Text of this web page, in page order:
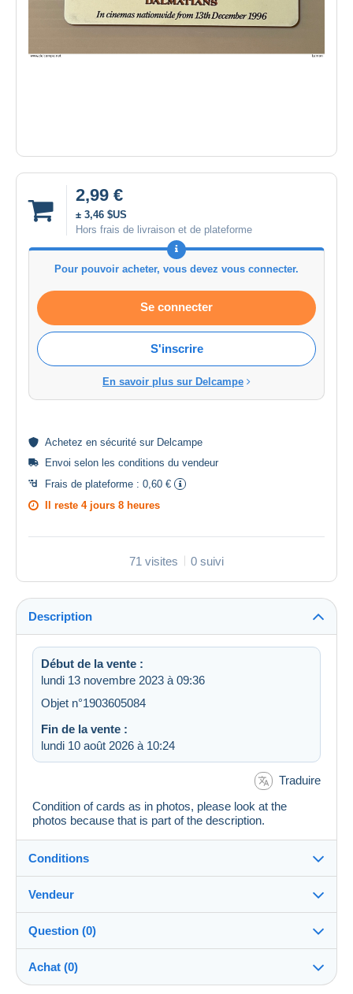
2,99 €
± 3,46 $US
Hors frais de livraison et de plateforme
Pour pouvoir acheter, vous devez vous connecter.
Se connecter
S'inscrire
En savoir plus sur Delcampe
Achetez en sécurité sur Delcampe
Envoi selon les conditions du vendeur
Frais de plateforme : 0,60 €
Il reste 4 jours 8 heures
71 visites 0 suivi
Description
Début de la vente :
lundi 13 novembre 2023 à 09:36
Objet n°1903605084
Fin de la vente :
lundi 10 août 2026 à 10:24
Traduire
Condition of cards as in photos, please look at the
photos because that is part of the description.
Conditions
Destination :
Voir la liste des pays
Expédition :
Envoi après paiement
Vendeur
Lemon100%(3123x)
Boutique
Question (0)
Achat (0)